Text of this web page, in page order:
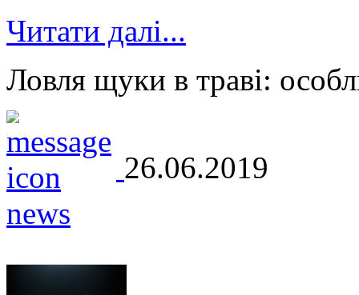
Читати далі...
Ловля щуки в траві:
26.06.2019